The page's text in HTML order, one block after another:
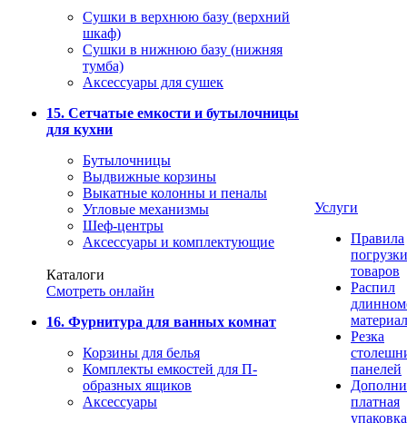
Сушки в верхнюю базу (верхний
шкаф)
Сушки в нижнюю базу (нижняя
тумба)
Аксессуары для сушек
15. Сетчатые емкости и бутылочницы
для кухни
Бутылочницы
Выдвижные корзины
Выкатные колонны и пеналы
Угловые механизмы
Шеф-центры
Аксессуары и комплектующие
Каталоги
Смотреть онлайн
16. Фурнитура для ванных комнат
Корзины для белья
Комплекты емкостей для П-
образных ящиков
Аксессуары
Услуги
Правила
погрузки
товаров
Распил
Резка
панелей
платная
упаковка